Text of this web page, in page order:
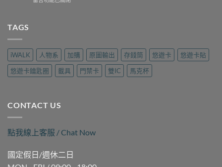
坊
印〉
中
瑞
用
品
現
作
印〉
中
九
如
二
路
通
訊
製
｜
可
扣
貝
（晚
｜
街
琨
娜
TAGS
iWALK 人物系 加購 原圖輸出 存錢筒 悠遊卡
悠遊卡貼
悠遊卡鑰匙圈
載具 門禁卡 雙IC 馬克杯
CONTACT US
點我線上客服 / Chat Now
國定假日/週休二日